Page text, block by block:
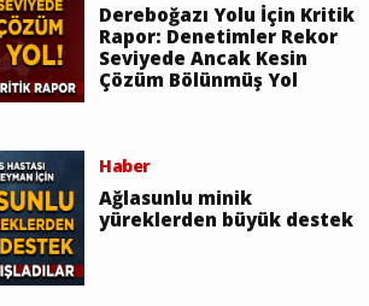
Dereboğazı Yolu İçin Kritik
Rapor: Denetimler Rekor
Seviyede Ancak Kesin
Çözüm Bölünmüş Yol
Haber
Ağlasunlu minik
yüreklerden büyük destek